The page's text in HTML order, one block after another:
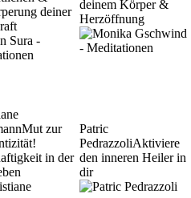
deiner
deinem Körper &
Herzöffnung
Mut zur
in der
Patric
PedrazzoliAktiviere
den inneren Heiler in
dir